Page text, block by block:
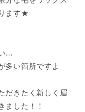
ます★
…
多い箇所ですよ
だきたく新しく眉
ました！！